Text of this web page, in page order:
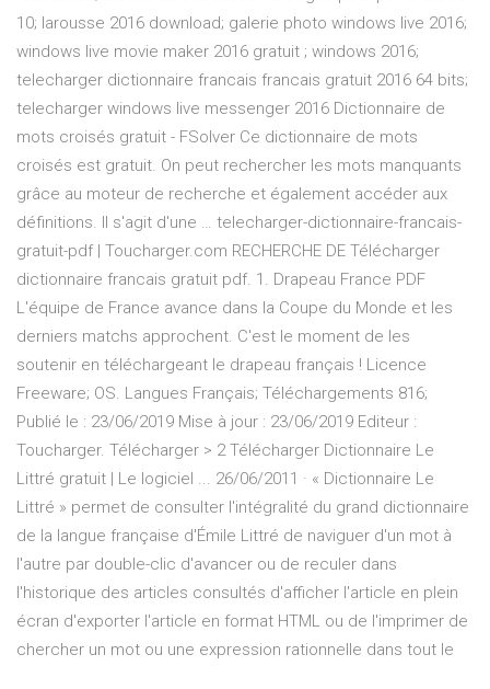
10; larousse 2016 download; galerie photo windows live 2016;
windows live movie maker 2016 gratuit ; windows 2016;
telecharger dictionnaire francais francais gratuit 2016 64 bits;
telecharger windows live messenger 2016 Dictionnaire de
mots croisés gratuit - FSolver Ce dictionnaire de mots
croisés est gratuit. On peut rechercher les mots manquants
grâce au moteur de recherche et également accéder aux
définitions. Il s'agit d'une … telecharger-dictionnaire-francais-
gratuit-pdf | Toucharger.com RECHERCHE DE Télécharger
dictionnaire francais gratuit pdf. 1. Drapeau France PDF
L'équipe de France avance dans la Coupe du Monde et les
derniers matchs approchent. C'est le moment de les
soutenir en téléchargeant le drapeau français ! Licence
Freeware; OS. Langues Français; Téléchargements 816;
Publié le : 23/06/2019 Mise à jour : 23/06/2019 Editeur :
Toucharger. Télécharger > 2 Télécharger Dictionnaire Le
Littré gratuit | Le logiciel ... 26/06/2011 · « Dictionnaire Le
Littré » permet de consulter l'intégralité du grand dictionnaire
de la langue française d'Émile Littré de naviguer d'un mot à
l'autre par double-clic d'avancer ou de reculer dans
l'historique des articles consultés d'afficher l'article en plein
écran d'exporter l'article en format HTML ou de l'imprimer de
chercher un mot ou une expression rationnelle dans tout le